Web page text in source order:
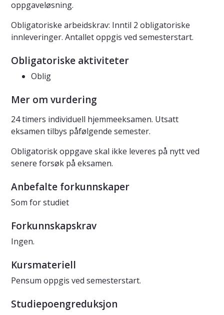
oppgaveløsning.
Obligatoriske arbeidskrav: Inntil 2 obligatoriske
innleveringer. Antallet oppgis ved semesterstart.
Obligatoriske aktiviteter
Oblig
Mer om vurdering
24 timers individuell hjemmeeksamen. Utsatt
eksamen tilbys påfølgende semester.
Obligatorisk oppgave skal ikke leveres på nytt ved
senere forsøk på eksamen.
Anbefalte forkunnskaper
Som for studiet
Forkunnskapskrav
Ingen.
Kursmateriell
Pensum oppgis ved semesterstart.
Studiepoengreduksjon